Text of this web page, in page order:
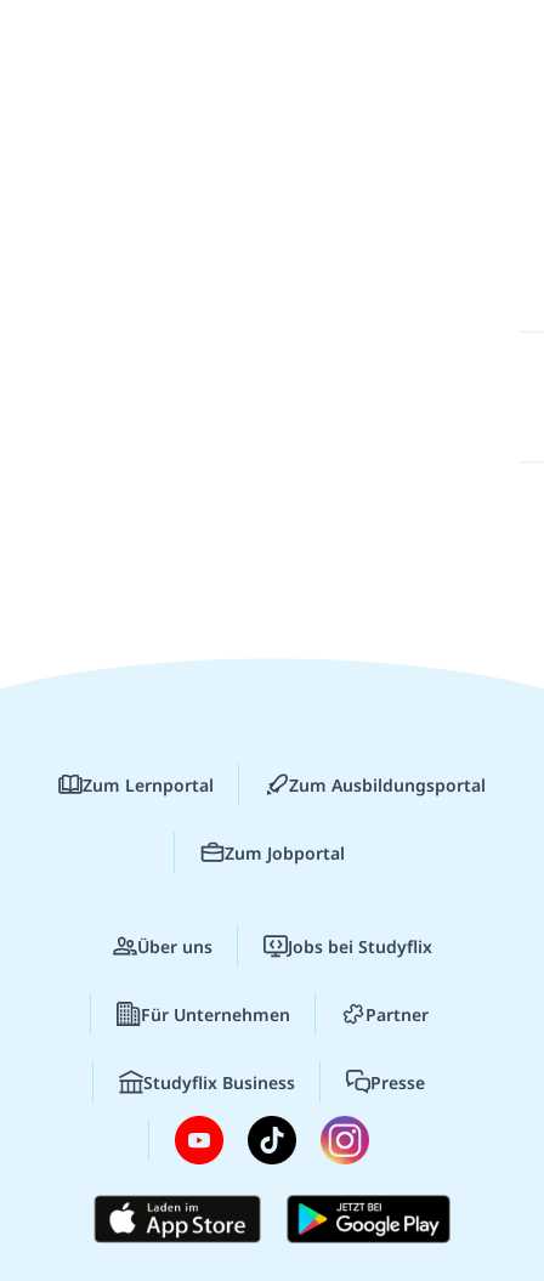
Zum Lernportal Zum Ausbildungsportal
Zum Jobportal
Über uns Jobs bei Studyflix
Für Unternehmen Partner
Studyflix Business Presse